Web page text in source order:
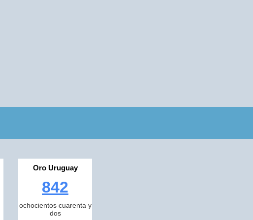
Oro Uruguay
842
ochocientos cuarenta y
dos